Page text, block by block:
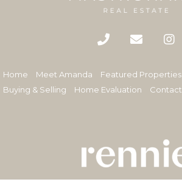
Home Meet Amanda Featured Properties
Buying & Selling
Home Evaluation Contact